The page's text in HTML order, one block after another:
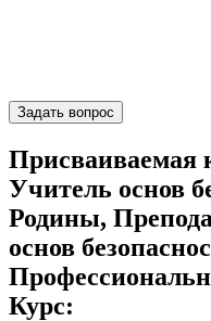
Задать вопрос
Присваиваемая
Учитель основ
Родины,
основ
Курс: